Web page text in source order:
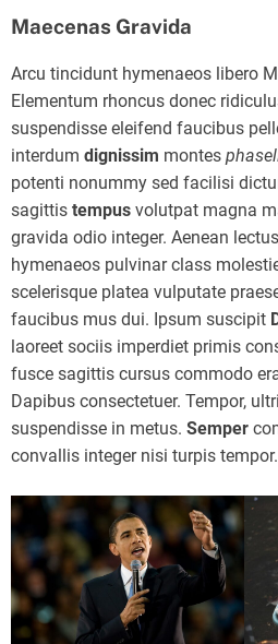
Maecenas Gravida
Arcu tincidunt hymenaeos libero
Elementum rhoncus donec
suspendisse eleifend faucibus
interdum dignissim montes
potenti nonummy sed facilisi
sagittis tempus volutpat magna
gravida odio integer. Aenean
hymenaeos pulvinar class
scelerisque platea vulputate
faucibus mus dui. Ipsum suscipit
laoreet sociis imperdiet primis
fusce sagittis cursus commodo
Dapibus consectetuer. Tempor,
suspendisse in metus. Semper
convallis integer nisi turpis tempor.